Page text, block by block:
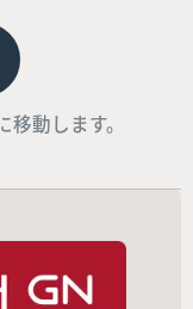
動します。